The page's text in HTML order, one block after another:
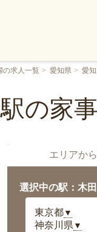
の求人一覧 愛知県 愛
の家
エリアか
選択中の駅：木
東京都▼
神奈川県 ▼